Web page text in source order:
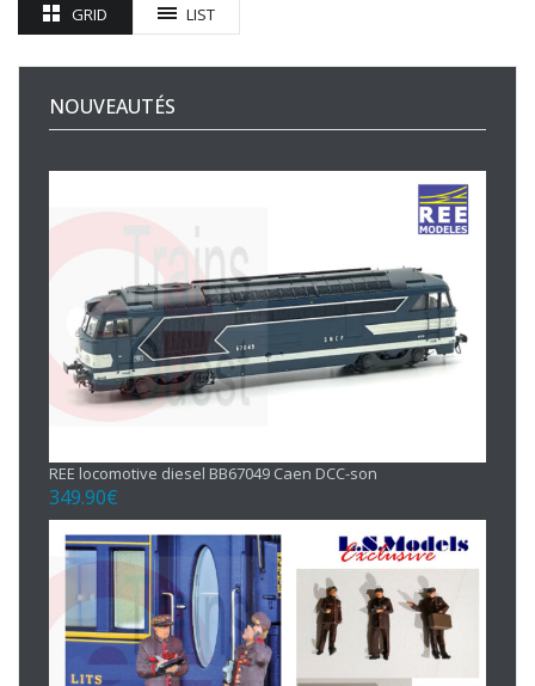
GRID LIST
NOUVEAUTÉS
REE locomotive diesel BB67049 Caen DCC-son
349.90€